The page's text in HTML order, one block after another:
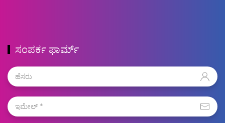
ಸಂಪರ್ಕ ಫಾರ್ಮ್